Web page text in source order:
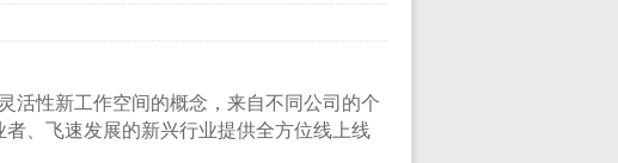
性新工作空间的概念，来自不同公司的个
、飞速发展的新兴行业提供全方位线上线